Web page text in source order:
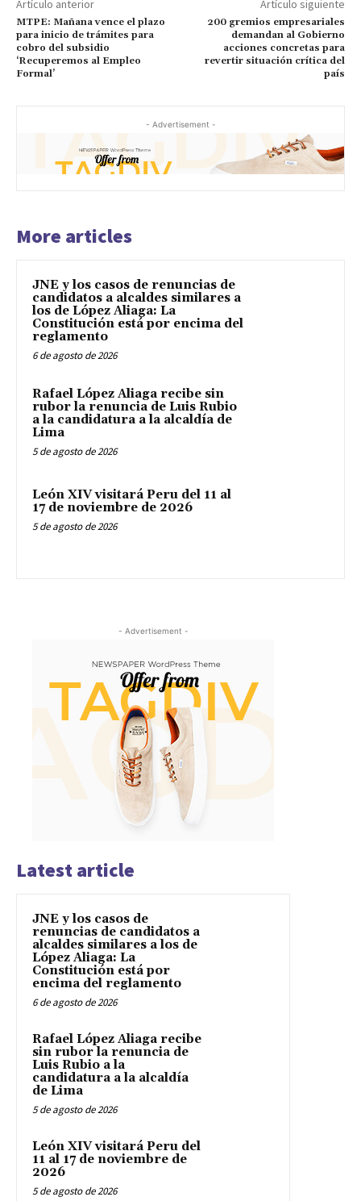
Artículo anterior
MTPE: Mañana vence el plazo
para inicio de trámites para
cobro del subsidio
‘Recuperemos al Empleo
Formal’
Artículo siguiente
200 gremios empresariales
demandan al Gobierno
acciones concretas para
revertir situación crítica del
país
- Advertisement -
More articles
JNE y los casos de renuncias de
candidatos a alcaldes similares a
los de López Aliaga: La
Constitución está por encima del
reglamento
6 de agosto de 2026
Rafael López Aliaga recibe sin
rubor la renuncia de Luis Rubio
a la candidatura a la alcaldía de
Lima
5 de agosto de 2026
León XIV visitará Peru del 11 al
17 de noviembre de 2026
5 de agosto de 2026
- Advertisement -
Latest article
JNE y los casos de
renuncias de candidatos a
alcaldes similares a los de
López Aliaga: La
Constitución está por
encima del reglamento
6 de agosto de 2026
Rafael López Aliaga recibe
sin rubor la renuncia de
Luis Rubio a la
candidatura a la alcaldía
de Lima
5 de agosto de 2026
León XIV visitará Peru del
11 al 17 de noviembre de
2026
5 de agosto de 2026